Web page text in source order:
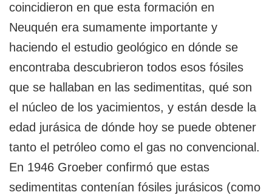
coincidieron en que esta formación en
Neuquén era sumamente importante y
haciendo el estudio geológico en dónde se
encontraba descubrieron todos esos fósiles
que se hallaban en las sedimentitas, qué son
el núcleo de los yacimientos, y están desde la
edad jurásica de dónde hoy se puede obtener
tanto el petróleo como el gas no convencional.
En 1946 Groeber confirmó que estas
sedimentitas contenían fósiles jurásicos (como